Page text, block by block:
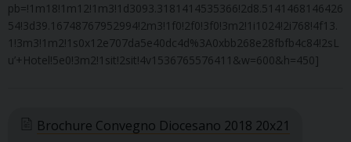
pb=!1m18!1m12!1m3!1d3093.3181414535366!2d8.5141468146426
54!3d39.16748767952994!2m3!1f0!2f0!3f0!3m2!1i1024!2i768!4f13.
1!3m3!1m2!1s0x12e707da5e40dc4d%3A0xbb268e28fbfb4c84!2sL
u’+Hotel!5e0!3m2!1sit!2sit!4v1536765576411&w=600&h=450]
Brochure Convegno Diocesano 2018 20x21